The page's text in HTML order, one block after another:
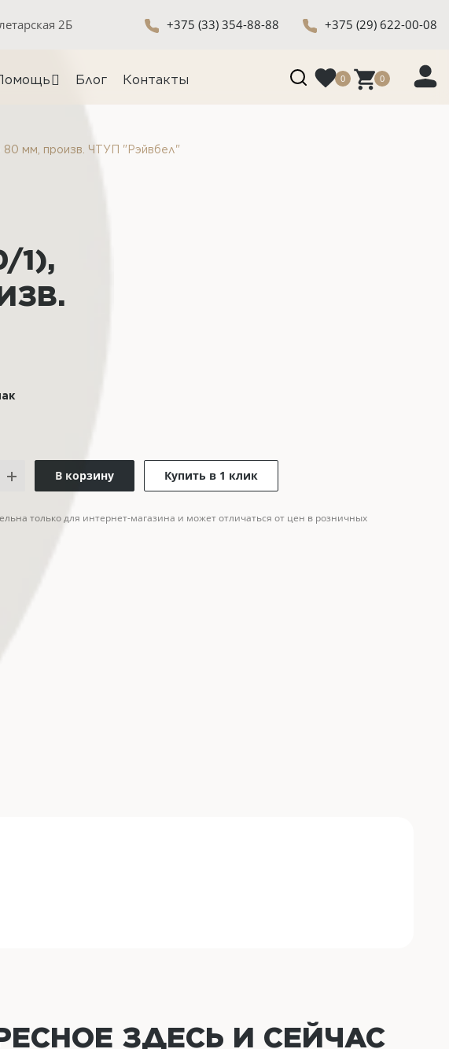
2Б +375 (33) 354-88-88 +375 (29) 622-00-08
Блог Контакты 0 0
мм, произв. ЧТУП "Рэйвбел"
1),
В корзину Купить в 1 клик
только для интернет-магазина и может отличаться от цен в розничных
ЗДЕСЬ И СЕЙЧАС